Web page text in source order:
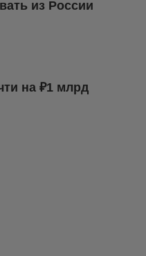
из России
на ₽1 млрд